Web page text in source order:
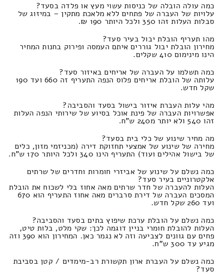
כמה עולה הובלה של כניסות עשוי מעץ או פלדה בסעד?
עלויות של העברה של פתחים ללא מלאכת מתקין – במיזוג של
סבלות העלות זהו 350 ולכל היותר 190 ₪.
מהו תעריף הובלת יבול בעיר סעד?
מחירון הובלת יבול גוררים איתם העמסה ופירוק בחנות המחיר
הינו מינימום 410 שקלים.
כמה תשלמו על העברה של אריחים באיזור סעד?
עלותה של הובלת אריחים פלוס הנפה התעריף זה 660 ועד 190
שקל חדש.
מהי עלות העברת איזור בישול בסעד והסביבה?
אפשרויות העברה של פינת אוכל בסיוע של שירותי הנפה העלות
זהו 540 ולא יותר מ240 ש"ח.
מה מחיר שינוע של כלי בית בסעד?
מחירה של שינוע של אמצעי תחזוקת דירה (מכניזמי מזון, כלים
של בישול אהילים ועוד) התעריף הינו 340 ולכל היותר 170 ש"ח.
כמה נשלם על שינוע של אביזרי חומרות וחדרים של שרתים
אלקטרוניים בעיר סעד?
העלות להעברה של חדר שרתים מאה אחוז בלי לשכוח את הובלת
המסכים העברה של דירת סרברים מאה אחוז התעריף הוא 670
ועד 260 שקל חדש.
כמה נשלם על הובלת ערכת שיפוץ בתים בסעד והסביבה?
העלות להובלת חומרי בניין דוגמה לכך: שקי מלט, בלות טיט,
פחים עם גוונים לצביעה וזה לא נגמר כאן. המחירון הוא 390 וזה
מגיע עד 300 ש"ח.
כמה נשלם על העברת ארון תקשורת רב-מימדים / קטן בסביבת
סעד?